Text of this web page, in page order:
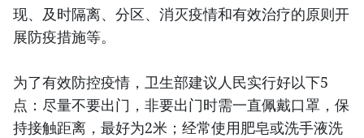
现、及时隔离、分区、消灭疫情和有效治疗的原则开
展防疫措施等。
为了有效防控疫情，卫生部建议人民实行好以下5
点：尽量不要出门，非要出门时需一直佩戴口罩，保
持接触距离，最好为2米；经常使用肥皂或洗手液洗